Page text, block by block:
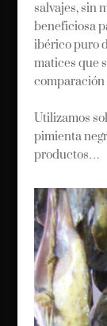
salvajes, sin
beneficiosa
ibérico puro
matices que
comparación
Utilizamos
pimienta
productos…